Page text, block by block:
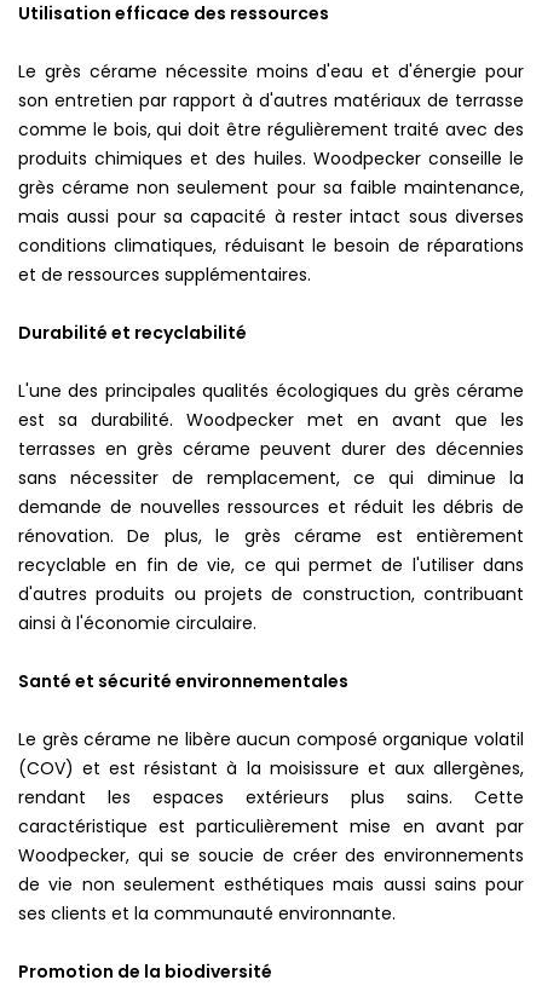
Utilisation efficace des ressources
Le grès cérame nécessite moins d'eau et d'énergie pour
son entretien par rapport à d'autres matériaux de terrasse
comme le bois, qui doit être régulièrement traité avec des
produits chimiques et des huiles. Woodpecker conseille le
grès cérame non seulement pour sa faible maintenance,
mais aussi pour sa capacité à rester intact sous diverses
conditions climatiques, réduisant le besoin de réparations
et de ressources supplémentaires.
Durabilité et recyclabilité
L'une des principales qualités écologiques du grès cérame
est sa durabilité. Woodpecker met en avant que les
terrasses en grès cérame peuvent durer des décennies
sans nécessiter de remplacement, ce qui diminue la
demande de nouvelles ressources et réduit les débris de
rénovation. De plus, le grès cérame est entièrement
recyclable en fin de vie, ce qui permet de l'utiliser dans
d'autres produits ou projets de construction, contribuant
ainsi à l'économie circulaire.
Santé et sécurité environnementales
Le grès cérame ne libère aucun composé organique volatil
(COV) et est résistant à la moisissure et aux allergènes,
rendant les espaces extérieurs plus sains. Cette
caractéristique est particulièrement mise en avant par
Woodpecker, qui se soucie de créer des environnements
de vie non seulement esthétiques mais aussi sains pour
ses clients et la communauté environnante.
Promotion de la biodiversité